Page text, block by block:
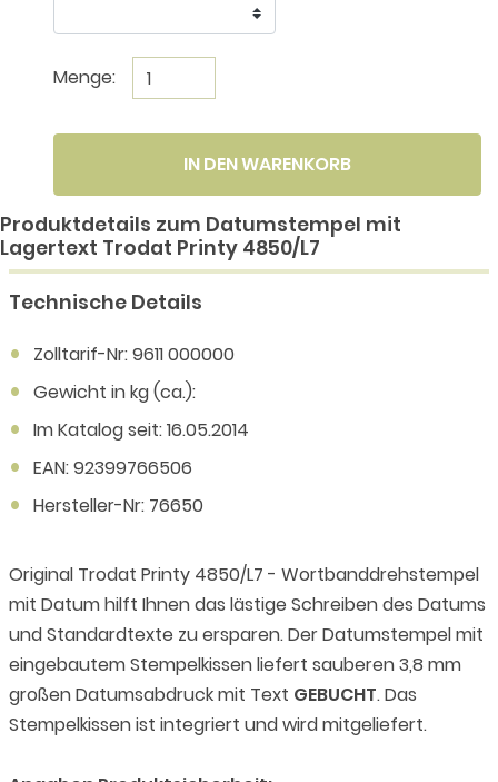
Menge:
IN DEN WARENKORB
Produktdetails zum Datumstempel mit
Lagertext Trodat Printy 4850/L7
Technische Details
Zolltarif-Nr: 9611 000000
Gewicht in kg (ca.):
Im Katalog seit: 16.05.2014
EAN: 92399766506
Hersteller-Nr: 76650
Original Trodat Printy 4850/L7 - Wortbanddrehstempel
mit Datum hilft Ihnen das lästige Schreiben des Datums
und Standardtexte zu ersparen. Der Datumstempel mit
eingebautem Stempelkissen liefert sauberen 3,8 mm
großen Datumsabdruck mit Text GEBUCHT. Das
Stempelkissen ist integriert und wird mitgeliefert.